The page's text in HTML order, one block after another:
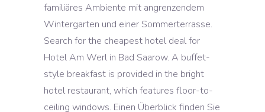
familiäres Ambiente mit angrenzendem
Wintergarten und einer Sommerterrasse.
Search for the cheapest hotel deal for
Hotel Am Werl in Bad Saarow. A buffet-
style breakfast is provided in the bright
hotel restaurant, which features floor-to-
ceiling windows. Einen Überblick finden Sie